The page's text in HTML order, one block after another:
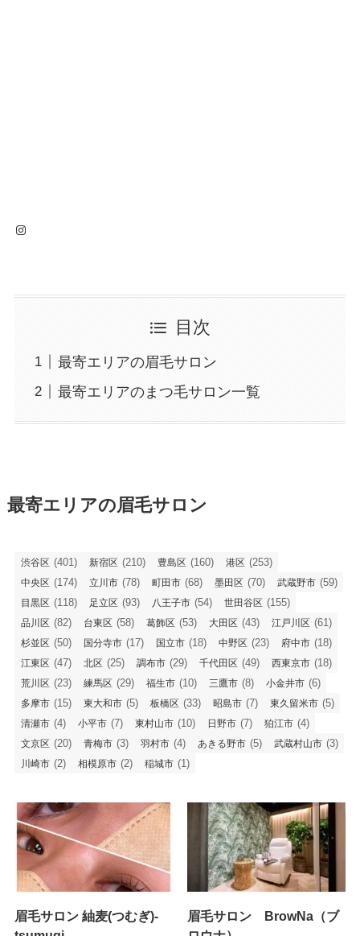
Instagram
目次
最寄エリアの眉毛サロン
最寄エリアのまつ毛サロン一覧
最寄エリアの眉毛サロン
渋谷区 (401) 新宿区 (210) 豊島区 (160) 港区 (253)
中央区 (174) 立川市 (78) 町田市 (68) 墨田区 (70) 武蔵野市 (59)
目黒区 (118) 足立区 (93) 八王子市 (54) 世田谷区 (155)
品川区 (82) 台東区 (58) 葛飾区 (53) 大田区 (43) 江戸川区 (61)
杉並区 (50) 国分寺市 (17) 国立市 (18) 中野区 (23) 府中市 (18)
江東区 (47) 北区 (25) 調布市 (29) 千代田区 (49) 西東京市 (18)
荒川区 (23) 練馬区 (29) 福生市 (10) 三鷹市 (8) 小金井市 (6)
多摩市 (15) 東大和市 (5) 板橋区 (33) 昭島市 (7) 東久留米市 (5)
清瀬市 (4) 小平市 (7) 東村山市 (10) 日野市 (7) 狛江市 (4)
文京区 (20) 青梅市 (3) 羽村市 (4) あきる野市 (5) 武蔵村山市 (3)
川崎市 (2) 相模原市 (2) 稲城市 (1)
眉毛サロン 紬麦(つむぎ)-
眉毛サロン BrowNa（ブ